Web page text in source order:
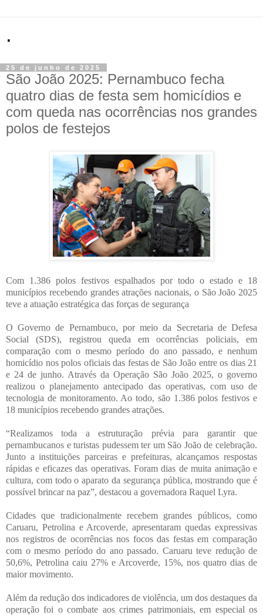
.
25 de junho de 2025
São João 2025: Pernambuco fecha
quatro dias de festa sem homicídios e
com queda nas ocorrências nos grandes
polos de festejos
Com 1.386 polos festivos espalhados por todo o estado e 18
municípios recebendo grandes atrações nacionais, o São João 2025
teve a atuação estratégica das forças de segurança
O Governo de Pernambuco, por meio da Secretaria de Defesa
Social (SDS), registrou queda em ocorrências policiais, em
comparação com o mesmo período do ano passado, e nenhum
homicídio nos polos oficiais das festas de São João entre os dias 21
e 24 de junho. Através da Operação São João 2025, o governo
realizou o planejamento antecipado das operativas, com uso de
tecnologia de monitoramento. Ao todo, são 1.386 polos festivos e
18 municípios recebendo grandes atrações.
“Realizamos toda a estruturação prévia para garantir que
pernambucanos e turistas pudessem ter um São João de celebração.
Junto a instituições parceiras e prefeituras, alcançamos respostas
rápidas e eficazes das operativas. Foram dias de muita animação e
cultura, com todo o aparato da segurança pública, mostrando que é
possível brincar na paz”, destacou a governadora Raquel Lyra.
Cidades que tradicionalmente recebem grandes públicos, como
Caruaru, Petrolina e Arcoverde, apresentaram quedas expressivas
nos registros de ocorrências nos focos das festas em comparação
com o mesmo período do ano passado. Caruaru teve redução de
50,6%, Petrolina caiu 27% e Arcoverde, 15%, nos quatro dias de
maior movimento.
Além da redução dos indicadores de violência, um dos destaques da
operação foi o combate aos crimes patrimoniais, em especial os